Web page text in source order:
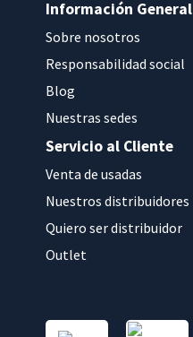
Información General
Sobre nosotros
Responsabilidad social
Blog
Nuestras sedes
Servicio al Cliente
Venta de usadas
Nuestros distribuidores
Quiero ser distribuidor
Outlet